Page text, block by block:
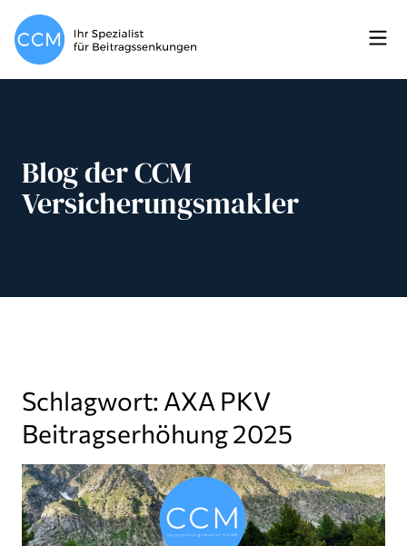
Blog der CCM
Versicherungsmakler
Schlagwort: AXA PKV
Beitragserhöhung 2025